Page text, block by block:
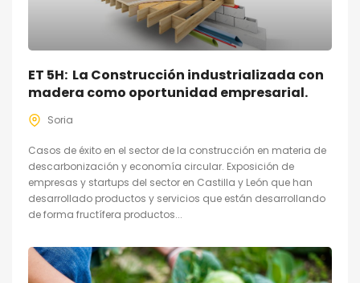
ET 5H: La Construcción industrializada con
madera como oportunidad empresarial.
Soria
Casos de éxito en el sector de la construcción en materia de
descarbonización y economía circular. Exposición de
empresas y startups del sector en Castilla y León que han
desarrollado productos y servicios que están desarrollando
de forma fructífera productos...